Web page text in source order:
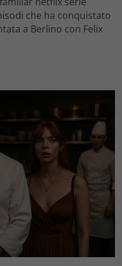
che ha conquistato
a Berlino con Felix